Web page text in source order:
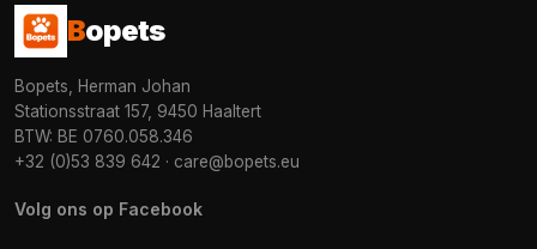
Bopets
Bopets, Herman Johan
Stationsstraat 157, 9450 Haaltert
BTW: BE 0760.058.346
+32 (0)53 839 642 · care@bopets.eu
Volg ons op Facebook